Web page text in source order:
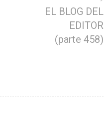
EL BLOG DEL
EDITOR
(parte 458)